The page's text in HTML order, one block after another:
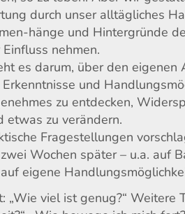
durch unser alltägliches
hänge und Hintergründe
nehmen.
es darum, über den
und
zu entdecken,
etwas zu verändern.
Fragestellungen
Wochen später – u.a. auf
eigene
„Wie viel ist genug?“ Weitere